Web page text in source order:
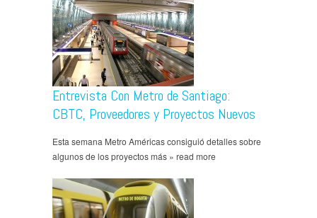
Entrevista Con Metro de Santiago:
CBTC, Proveedores y Proyectos Nuevos
Esta semana Metro Américas consiguió detalles sobre
algunos de los proyectos más » read more